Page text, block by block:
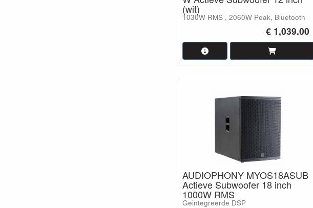
(wit)
1030W RMS , 2060W Peak, Bluetooth
€ 1,039.00
AUDIOPHONY MYOS18ASUB
Actieve Subwoofer 18 inch
1000W RMS
Geintegreerde DSP